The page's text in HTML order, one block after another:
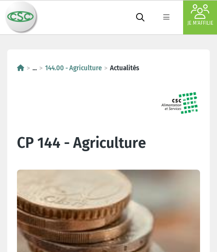
JE M'AFFILIE
... 144.00 - Agriculture Actualités
CP 144 - Agriculture
Dernières actualités